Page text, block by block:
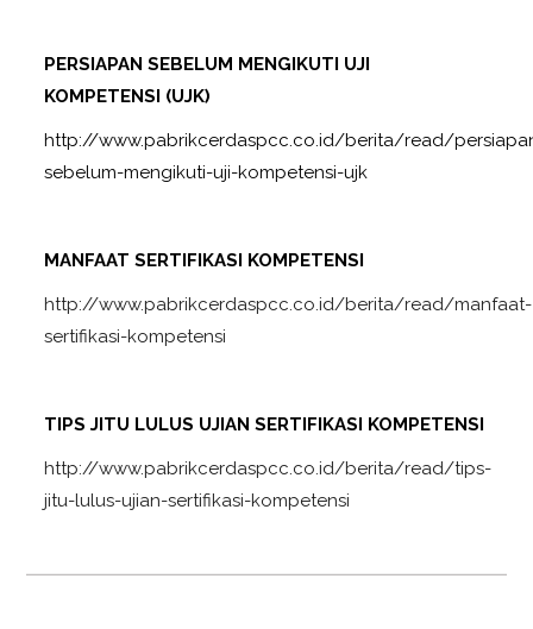
PERSIAPAN SEBELUM MENGIKUTI UJI
KOMPETENSI (UJK)
http://www.pabrikcerdaspcc.co.id/berita/read/
sebelum-mengikuti-uji-kompetensi-ujk
MANFAAT SERTIFIKASI KOMPETENSI
http://www.pabrikcerdaspcc.co.id/berita/read/manfaat-
sertifikasi-kompetensi
TIPS JITU LULUS UJIAN SERTIFIKASI KOMPETENSI
http://www.pabrikcerdaspcc.co.id/berita/read/tips-
jitu-lulus-ujian-sertifikasi-kompetensi